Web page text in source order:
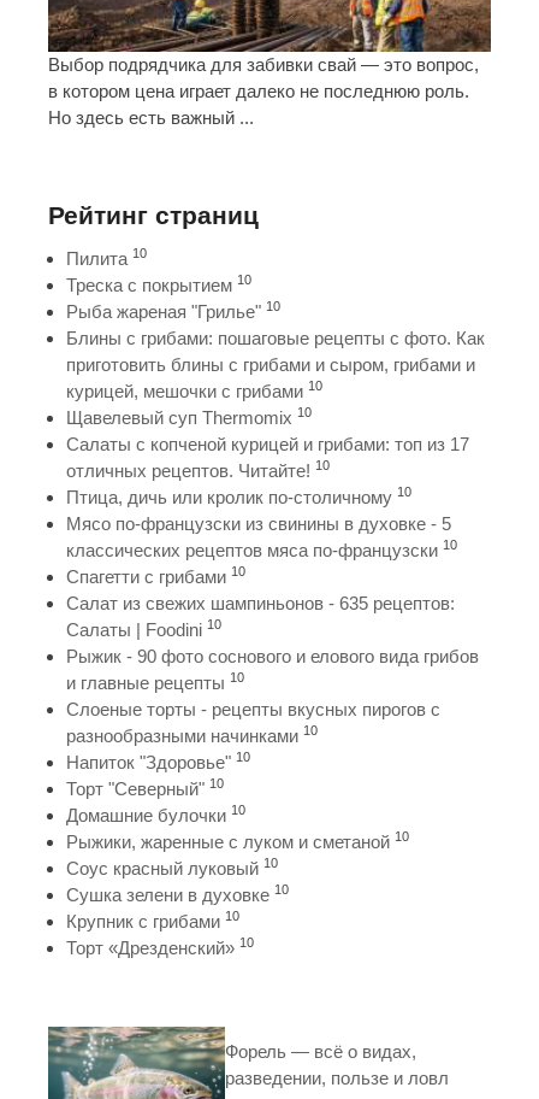
Выбор подрядчика для забивки свай — это вопрос,
в котором цена играет далеко не последнюю роль.
Но здесь есть важный ...
Рейтинг страниц
Пилита 10
Треска с покрытием 10
Рыба жареная "Грилье" 10
Блины с грибами: пошаговые рецепты с фото. Как
приготовить блины с грибами и сыром, грибами и
курицей, мешочки с грибами 10
Щавелевый суп Thermomix 10
Салаты с копченой курицей и грибами: топ из 17
отличных рецептов. Читайте! 10
Птица, дичь или кролик по-столичному 10
Мясо по-французски из свинины в духовке - 5
классических рецептов мяса по-французски 10
Спагетти с грибами 10
Салат из свежих шампиньонов - 635 рецептов:
Салаты | Foodini 10
Рыжик - 90 фото соснового и елового вида грибов
и главные рецепты 10
Слоеные торты - рецепты вкусных пирогов с
разнообразными начинками 10
Напиток "Здоровье" 10
Торт "Северный" 10
Домашние булочки 10
Рыжики, жаренные с луком и сметаной 10
Соус красный луковый 10
Сушка зелени в духовке 10
Крупник с грибами 10
Торт «Дрезденский» 10
Форель — всё о видах,
разведении, пользе и ловл